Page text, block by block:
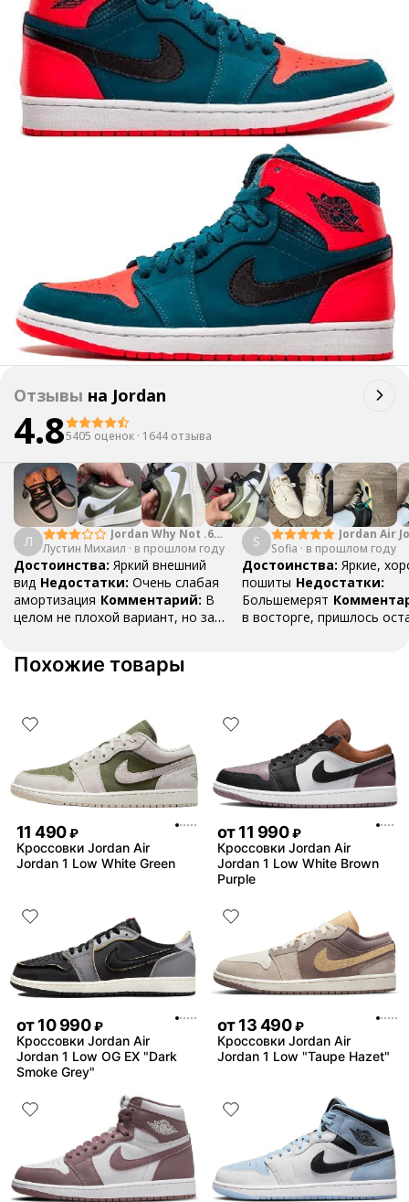
Отзывы на Jordan
4.85405 оценок · 1644 отзыва
Л
Jordan Why Not .6
"Bright Crimson" PF
Лустин Михаил · в прошлом году
Достоинства: Яркий внешний
вид Недостатки: Очень слабая
амортизация Комментарий: В
целом не плохой вариант, но за
баскетбольных кроссовок
S
Jordan Air
Mid SE
Sofia · в прошлом году
Достоинства: Яркие,
пошиты Недостатки:
Большемерят
в восторге, пришлось
Похожие товары
11 490 ₽
Кроссовки Jordan Air
Jordan 1 Low White Green
от11 990 ₽
Кроссовки Jordan Air
Jordan 1 Low White Brown
Purple
от10 990 ₽
Кроссовки Jordan Air
Jordan 1 Low OG EX "Dark
Smoke Grey"
от13 490 ₽
Кроссовки Jordan Air
Jordan 1 Low "Taupe Hazet"